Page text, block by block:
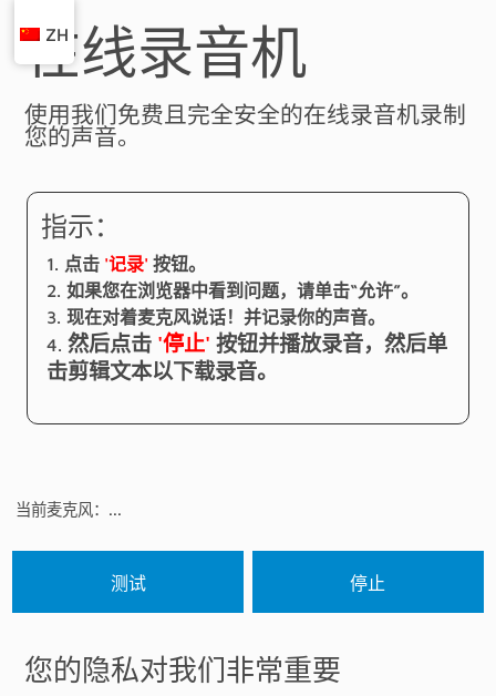
在线录音机
使用我们免费且完全安全的在线录音机录制
您的声音。
指示：
点击 '记录' 按钮。
如果您在浏览器中看到问题，请单击“允许”。
现在对着麦克风说话！并记录你的声音。
然后点击 '停止' 按钮并播放录音，然后单
击剪辑文本以下载录音。
当前麦克风：...
测试 停止
您的隐私对我们非常重要
ZH